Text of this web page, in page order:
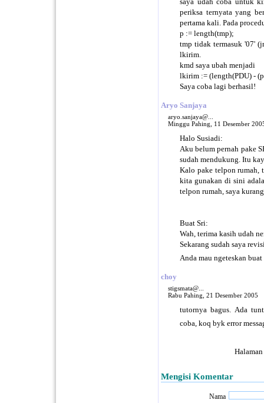
periksa ternyata yang
pertama kali. Pada
p := length(tmp);
tmp tidak termasuk '07'
lkirim.
kmd saya ubah menjadi
lkirim := (length(PDU) -
Saya coba lagi berhasil!
Aryo Sanjaya
aryo.sanjaya@...
Minggu Pahing, 11 Desember
Halo Susiadi:
Aku belum pernah pake
sudah mendukung. Itu
Kalo pake telpon rumah,
kita gunakan di sini
telpon rumah, saya
Buat Sri:
Wah, terima kasih udah
Sekarang sudah saya
Anda mau ngeteskan
choy
stigsmata@...
Rabu Pahing, 21 Desember 2005
tutornya bagus. Ada
coba, koq byk error
Mengisi Komentar
Nama